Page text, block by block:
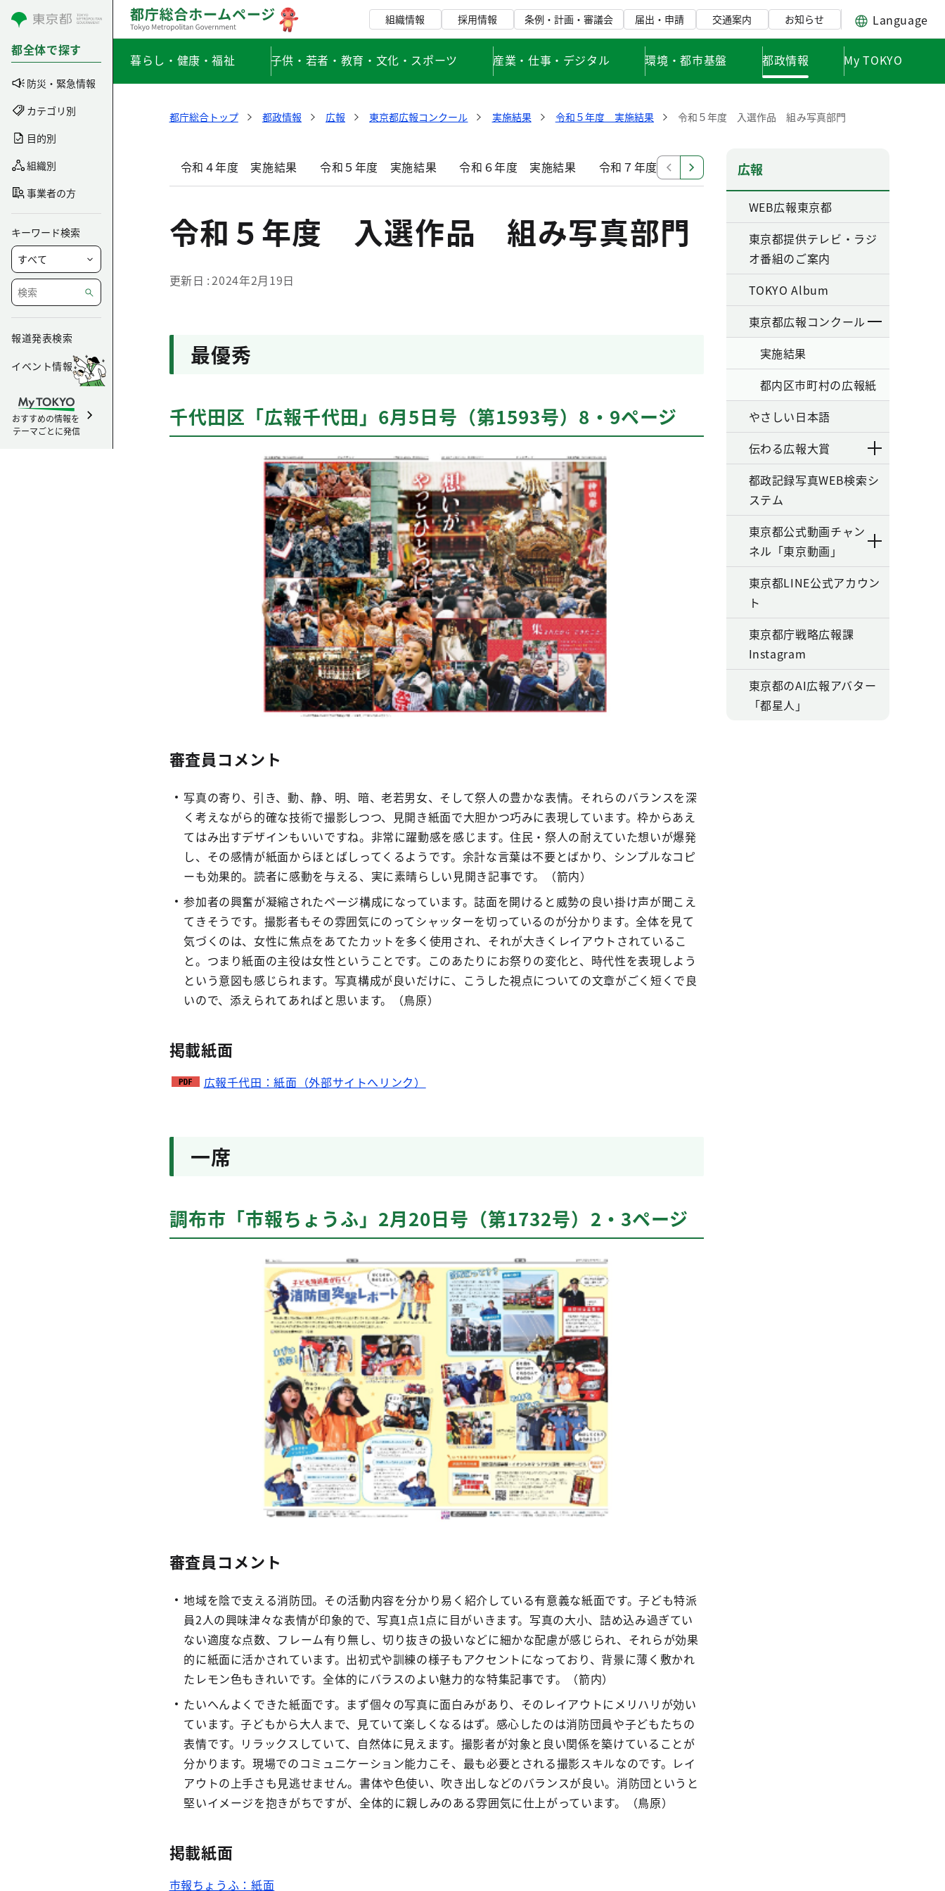
コンテンツにスキップ
都全体で探す
防災・緊急情報
カテゴリ別
目的別
組織別
事業者の方
キーワード検索
報道発表検索
イベント情報
おすすめの情報を
テーマごとに発信
組織情報 採用情報 条例・計画・審議会 届出・申請 交通案内 お知らせ Language
暮らし・健康・福祉 子供・若者・教育・文化・スポーツ 産業・仕事・デジタル 環境・都市基盤 都政情報 My TOKYO
都庁総合トップ 都政情報 広報 東京都広報コンクール 実施結果 令和５年度 実施結果 令和５年度 入選作品 組み写真部門
令和４年度 実施結果 令和５年度 実施結果 令和６年度 実施結果 令和７年度 実施結果
令和５年度 入選作品 組み写真部門
更新日 2024年2月19日
最優秀
千代田区「広報千代田」6月5日号（第1593号）8・9ページ
審査員コメント
写真の寄り、引き、動、静、明、暗、老若男女、そして祭人の豊かな表情。それらのバランスを深
く考えながら的確な技術で撮影しつつ、見開き紙面で大胆かつ巧みに表現しています。枠からあえ
てはみ出すデザインもいいですね。非常に躍動感を感じます。住民・祭人の耐えていた想いが爆発
し、その感情が紙面からほとばしってくるようです。余計な言葉は不要とばかり、シンプルなコピ
ーも効果的。読者に感動を与える、実に素晴らしい見開き記事です。（箭内）
参加者の興奮が凝縮されたページ構成になっています。誌面を開けると威勢の良い掛け声が聞こえ
てきそうです。撮影者もその雰囲気にのってシャッターを切っているのが分かります。全体を見て
気づくのは、女性に焦点をあてたカットを多く使用され、それが大きくレイアウトされているこ
と。つまり紙面の主役は女性ということです。このあたりにお祭りの変化と、時代性を表現しよう
という意図も感じられます。写真構成が良いだけに、こうした視点についての文章がごく短くで良
いので、添えられてあればと思います。（鳥原）
掲載紙面
広報千代田：紙面（外部サイトへリンク）
一席
調布市「市報ちょうふ」2月20日号（第1732号）2・3ページ
審査員コメント
地域を陰で支える消防団。その活動内容を分かり易く紹介している有意義な紙面です。子ども特派
員2人の興味津々な表情が印象的で、写真1点1点に目がいきます。写真の大小、詰め込み過ぎてい
ない適度な点数、フレーム有り無し、切り抜きの扱いなどに細かな配慮が感じられ、それらが効果
的に紙面に活かされています。出初式や訓練の様子もアクセントになっており、背景に薄く敷かれ
たレモン色もきれいです。全体的にバラスのよい魅力的な特集記事です。（箭内）
たいへんよくできた紙面です。まず個々の写真に面白みがあり、そのレイアウトにメリハリが効い
ています。子どもから大人まで、見ていて楽しくなるはず。感心したのは消防団員や子どもたちの
表情です。リラックスしていて、自然体に見えます。撮影者が対象と良い関係を築けていることが
分かります。現場でのコミュニケーション能力こそ、最も必要とされる撮影スキルなのです。レイ
アウトの上手さも見逃せません。書体や色使い、吹き出しなどのバランスが良い。消防団というと
堅いイメージを抱きがちですが、全体的に親しみのある雰囲気に仕上がっています。（鳥原）
掲載紙面
市報ちょうふ：紙面
広報
WEB広報東京都
東京都提供テレビ・ラジ
オ番組のご案内
TOKYO Album
東京都広報コンクール
実施結果
都内区市町村の広報紙
やさしい日本語
伝わる広報大賞
都政記録写真WEB検索シ
ステム
東京都公式動画チャン
ネル「東京動画」
東京都LINE公式アカウン
ト
東京都庁戦略広報課
Instagram
東京都のAI広報アバター
「都星人」